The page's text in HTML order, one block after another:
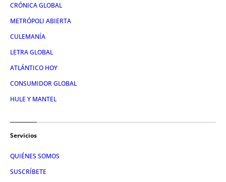
CRÓNICA GLOBAL
METRÓPOLI ABIERTA
CULEMANÍA
LETRA GLOBAL
ATLÁNTICO HOY
CONSUMIDOR GLOBAL
HULE Y MANTEL
Servicios
QUIÉNES SOMOS
SUSCRÍBETE